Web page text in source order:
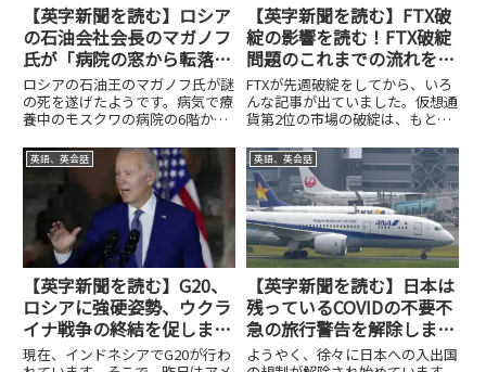
【英字新聞を読む】ロシア
の石油会社会長のマガノフ
氏が「病院の窓から転落」
して死亡
ロシアの石油王のマガノフ氏が謎
の死を遂げたようです。病気で療
養中のモスクワの病院の6階から
ガノフ氏が会長を勤めるルクオイ
ル社は、ロシアのウクライナ侵攻
直後に早く終わることと、犠牲者
への哀悼の決議をしたと言われ
【英字新聞を読む】FTX破
綻の影響を読む！FTX破綻
問題のこれまでの流れをま
とめます！！
FTXが先週破綻をしてから、いろ
んな記事が出ていました。仮想通
貨第2位の市場の破綻は、もとも
安定にしています。また、この混
乱を利用して、ハッキングによっ
てお金を盗む人が出てきているよ
うです。さらに、FTXが広告...
英語、英会話
【英字新聞を読む】G20、
ロシアに強硬姿勢、ウクラ
イナ戦争の終結を促しまし
た！
現在、インドネシアでG20が行わ
英語、英会話
【英字新聞を読む】日本は
残っているCOVIDの不要不
急の旅行警告を解除しま
す！
ようやく、徐々に日本への入出国